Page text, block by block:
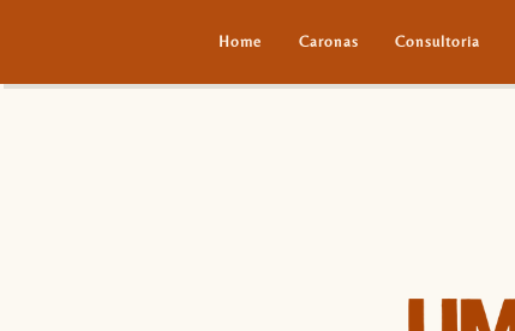
Home Caronas Consultoria